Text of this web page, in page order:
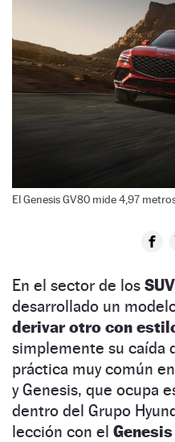
El Genesis GV80 mide 4,97
En el sector de los
desarrollado un
derivar otro con
simplemente su caída
práctica muy común
y Genesis, que ocupa
dentro del Grupo
lección con el